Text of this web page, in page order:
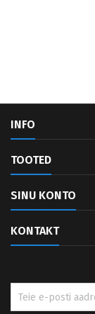
INFO
TOOTED
SINU KONTO
KONTAKT